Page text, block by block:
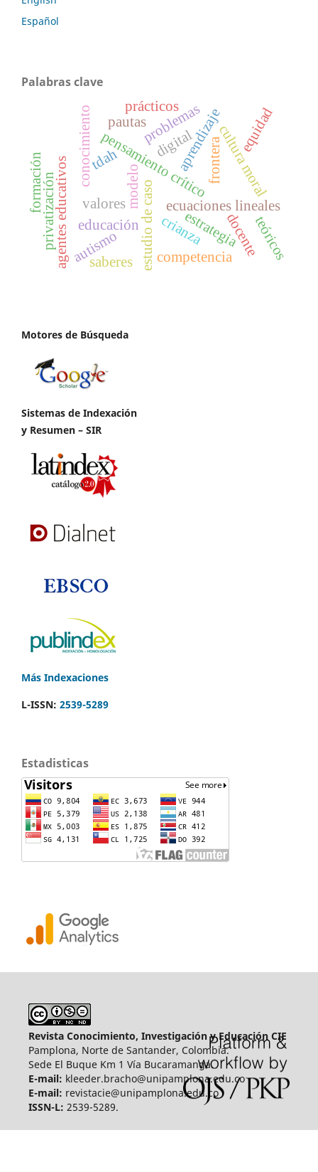
Español
Palabras clave
ecuaciones lineales
estudio de caso
pensamiento crítico
tdah
valores
educación
estrategia
competencia
conocimiento modelo
aprendizajecultura moral
agentes educativos
privatización
problemas equidad
frontera
crianza
pautas
autismo
formación
docente
saberes teóricos
prácticos
digital
Motores de Búsqueda
Sistemas de Indexación
y Resumen – SIR
Más Indexaciones
L-ISSN: 2539-5289
Estadisticas
Revista Conocimiento, Investigación y Educación CIE
Pamplona, Norte de Santander, Colombia.
Sede El Buque Km 1 Vía Bucaramanga.
E-mail: kleeder.bracho@unipamplona.edu.co
E-mail: revistacie@unipamplona.edu.co
ISSN-L: 2539-5289.